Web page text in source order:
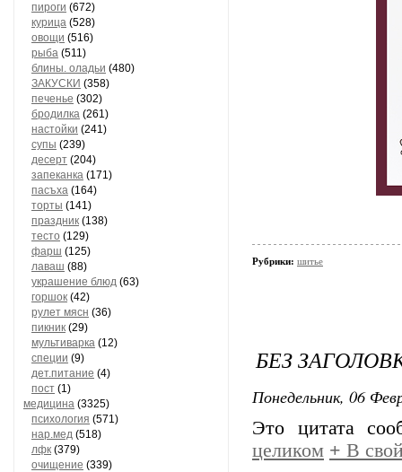
пироги (672)
курица (528)
овощи (516)
рыба (511)
блины. оладьи (480)
ЗАКУСКИ (358)
печенье (302)
бродилка (261)
настойки (241)
супы (239)
десерт (204)
запеканка (171)
пасъха (164)
торты (141)
праздник (138)
тесто (129)
фарш (125)
лаваш (88)
украшение блюд (63)
горшок (42)
рулет мясн (36)
пикник (29)
мультиварка (12)
специи (9)
дет.питание (4)
пост (1)
медицина (3325)
психология (571)
нар.мед (518)
лфк (379)
очищение (339)
Рубрики: шитье
БЕЗ
Понедельник, 06
Это цитата
целиком + В